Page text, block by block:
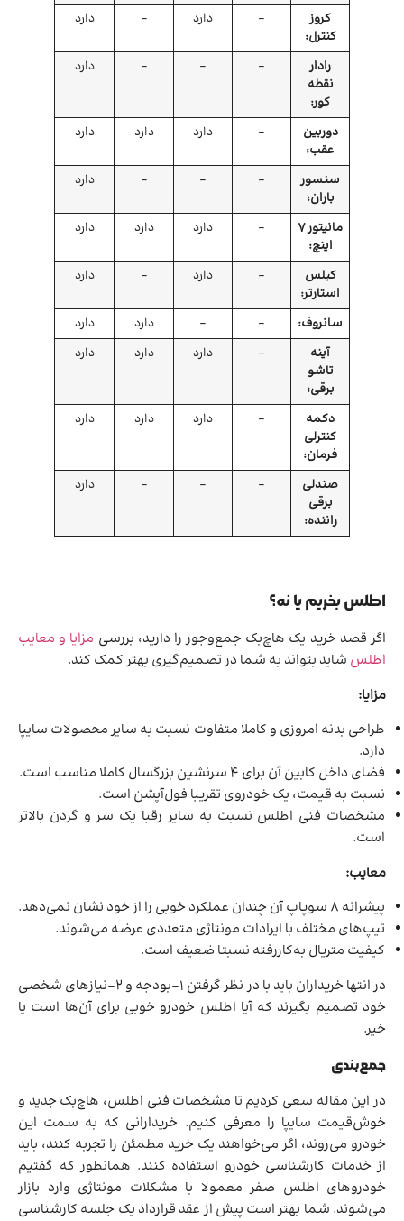
کروز
کنترل:
– دارد – دارد
رادار
نقطه
کور:
–
–
– دارد
دوربین
عقب:
– دارد دارد دارد
سنسور
باران:
–
–
– دارد
مانیتور 7
اینچ:
– دارد دارد دارد
کیلس
استارتر:
– دارد – دارد
سانروف: –
– دارد
دارد
آینه
تاشو
برقی:
– دارد دارد دارد
دکمه
کنترلی
فرمان:
– دارد دارد دارد
صندلی
برقی
راننده:
–
–
– دارد
اطلس بخریم یا نه؟
اگر قصد خرید یک هاچ‌بک جمع‌وجور را دارید، بررسی مزایا و معایب
اطلس شاید بتواند به شما در تصمیم‌گیری بهتر کمک کند.
مزایا:
طراحی بدنه امروزی و کاملا متفاوت نسبت به سایر محصولات سایپا
دارد.
فضای داخل کابین آن برای 4 سرنشین بزرگسال کاملا مناسب است.
نسبت به قیمت، یک خودروی تقریبا فول‌آپشن است.
مشخصات فنی اطلس نسبت به سایر رقبا یک سر و گردن بالاتر
است.
معایب:
پیشرانه 8 سوپاپ آن چندان عملکرد خوبی را از خود نشان نمی‌دهد.
تیپ‌های مختلف با ایرادات مونتاژی متعددی عرضه می‌شوند.
کیفیت متریال به‌کاررفته نسبتا ضعیف است.
در انتها خریداران باید با در نظر گرفتن 1-بودجه و 2-نیازهای شخصی
خود تصمیم بگیرند که آیا اطلس خودرو خوبی برای آن‌ها است یا
خیر.
جمع‌بندی
در این مقاله سعی کردیم تا مشخصات فنی اطلس، هاچ‌بک جدید و
خوش‌قیمت سایپا را معرفی کنیم. خریدارانی که به سمت این
خودرو می‌روند، اگر می‌خواهند یک خرید مطمئن را تجربه کنند، باید
از خدمات کارشناسی خودرو استفاده کنند. همانطور که گفتیم
خودروهای اطلس صفر معمولا با مشکلات مونتاژی وارد بازار
می‌شوند. شما بهتر است پیش از عقد قرارداد یک جلسه کارشناسی